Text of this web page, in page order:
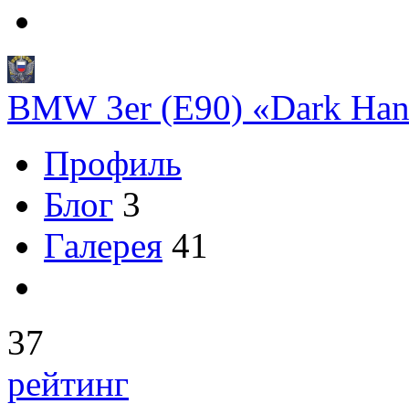
BMW 3er (E90) «Dark
Профиль
Блог 3
Галерея 41
37
рейтинг